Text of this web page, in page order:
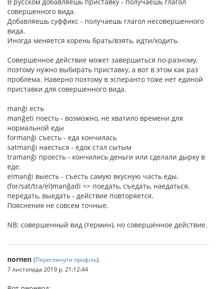
совершенного вида.
Добавляешь суффикс - получаешь глагол несовершенного
вида.
Иногда меняется корень брать/взять, идти/ходить.
Совершённое действие может завершиться по-разному,
поэтому нужно выбирать приставку, а вот в этом как раз
проблема. Наверно поэтому в эсперанто тоже нет единой
приставки для совершенного вида.
manĝi есть
manĝeti поесть - возможно, не хватило времени для
нормальной еды
formanĝi съесть - еда кончилась
satmanĝi наесться - едок стал сытым
tramanĝi проесть - кончились деньги или сделали дырку в
еде.
elmanĝi выесть - съесть самую вкусную часть еды.
(for/sat/tra/el)manĝadi => поедать, съедать, наедаться,
передать, выедать - действие повторяется.
Пояснения не совсем точные.
NB: совершенный вид (термин), но совершённое действие.
nornen (Переглянути профіль)
7 листопада 2019 р. 21:12:44